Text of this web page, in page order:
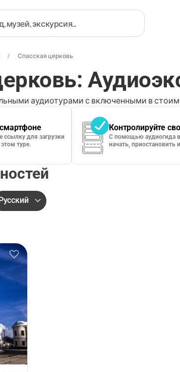
Спасская церковь
аудиотурами с включенными в
ссылку для загрузки
туре.
Контролируйте
С помощью аудиогида
начать, приостановить